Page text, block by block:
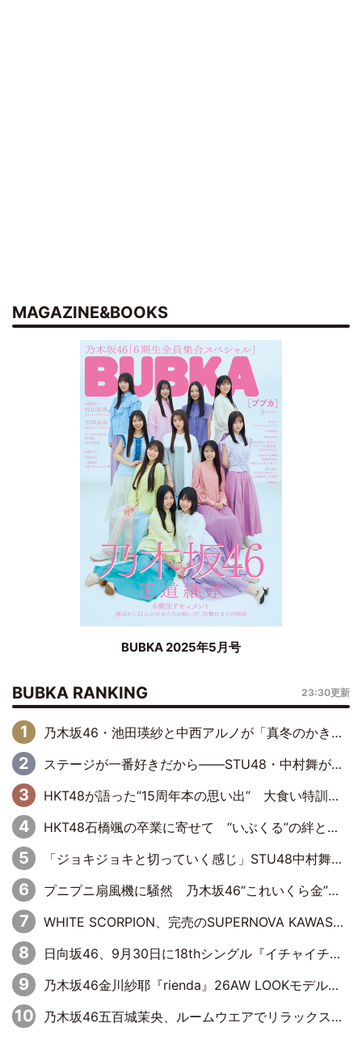
MAGAZINE&BOOKS
BUBKA 2025年5月号
BUBKA RANKING 23:30更新
乃木坂46・池田瑛紗と中西アルノが「真冬のかき氷」騒動で火花散らす！ 因縁の裏にあるのは、逆境をともに“凌”ぐ似た者同士の絆
ステージが一番好きだから――STU48・中村舞が描く“これからの私”
HKT48が語った“15周年本の思い出” 大食い特訓・守護霊企画・制服グラビア…盛りだくさんの裏話
HKT48石橋颯の卒業に寄せて “いぶくる”の絆と後輩・龍頭綺音の決意
「ジョキジョキと切っていく感じ」STU48中村舞、新しい挑戦は自らの手で
プニプニ扇風機に騒然 乃木坂46“これいくら金”延長中は今回もわちゃわちゃ全開
WHITE SCORPION、完売のSUPERNOVA KAWASAKIで沸いた“着席型LIVE” 『BASE Live #16』昼公演リポート
日向坂46、9月30日に18thシングル『イチャイチャ虫』の発売決定！ フォーメーションは『日向坂で会いましょう』にて発表
乃木坂46金川紗耶『rienda』26AW LOOKモデルに就任
乃木坂46五百城茉央、ルームウエアでリラックス「今回のグラビアを見て成長を感じていただけるとうれしい」